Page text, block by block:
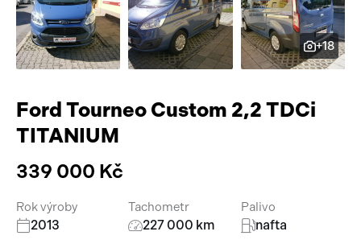
Pracovní stroje
Náhradní díly
Příslušenství
Auto a život
Videa
+18
Ford Tourneo Custom 2,2 TDCi
TITANIUM
339 000 Kč
Rok výroby
2013
Tachometr
227 000 km
Palivo
nafta